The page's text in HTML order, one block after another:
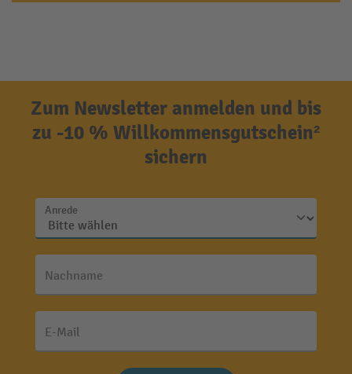
Zum Newsletter anmelden und bis
zu -10 % Willkommensgutschein²
sichern
Anrede
Nachname
E-Mail